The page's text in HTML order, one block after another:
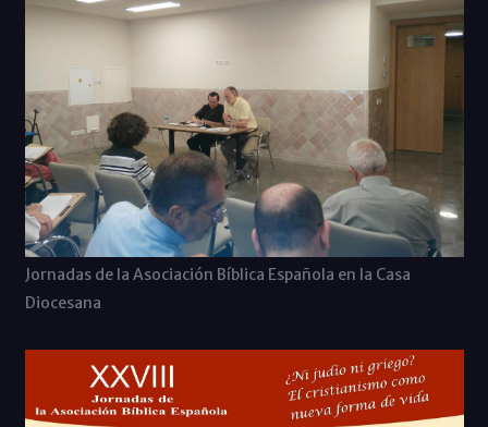
Jornadas de la Asociación Bíblica Española en la Casa
Diocesana